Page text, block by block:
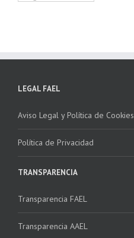
LEGAL FAEL
Aviso Legal y Política de Cookies
Política de Privacidad
TRANSPARENCIA
Transparencia FAEL
Transparencia AAEL